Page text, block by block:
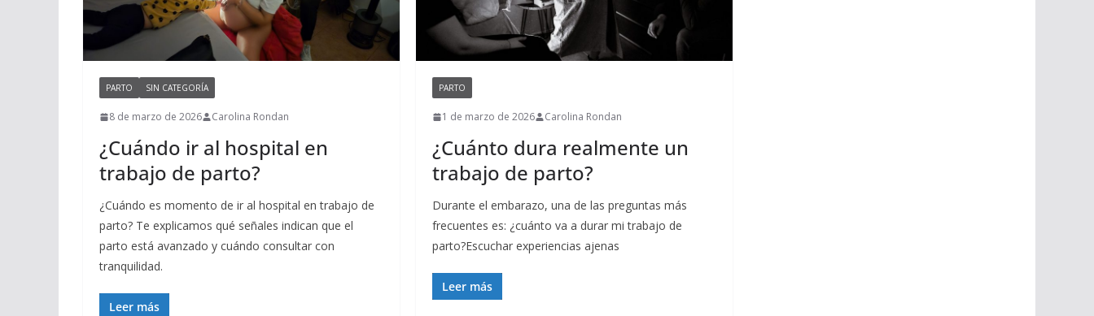
PARTO SIN CATEGORÍA
8 de marzo de 2026 Carolina Rondan
¿Cuándo ir al hospital en
trabajo de parto?
¿Cuándo es momento de ir al hospital en trabajo de
parto? Te explicamos qué señales indican que el
parto está avanzado y cuándo consultar con
tranquilidad.
Leer más
PARTO
1 de marzo de 2026 Carolina Rondan
¿Cuánto dura realmente un
trabajo de parto?
Durante el embarazo, una de las preguntas más
frecuentes es: ¿cuánto va a durar mi trabajo de
parto?Escuchar experiencias ajenas
Leer más